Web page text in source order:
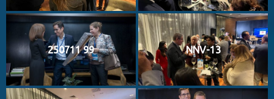
250711 99 NNV-13